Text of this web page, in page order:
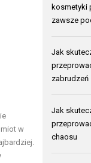
w
kosmetyki
zawsze
Jak
zabrudzeń
Jak
chaosu